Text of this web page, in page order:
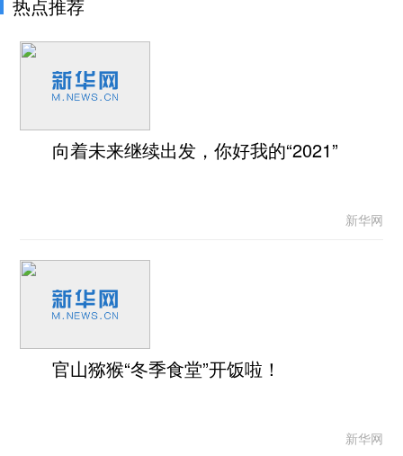
热点推荐
向着未来继续出发，你好我的“2021”
新华网
官山猕猴“冬季食堂”开饭啦！
新华网